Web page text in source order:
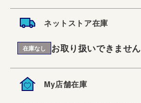
ネットストア在庫
在庫なし お取り扱いできません
My店舗在庫